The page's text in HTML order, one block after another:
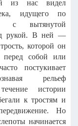
из нас видел
идущего по
с вытянутой
рукой. В ней —
которой он
перед собой или
постукивает
рельеф
истории
к тростям и
Но
начинается